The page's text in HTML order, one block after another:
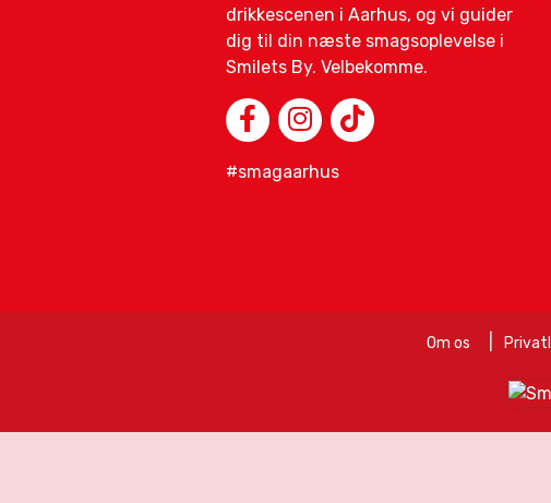
drikkescenen i Aarhus, og vi guider
dig til din næste smagsoplevelse i
Smilets By. Velbekomme.
#smagaarhus
Om os